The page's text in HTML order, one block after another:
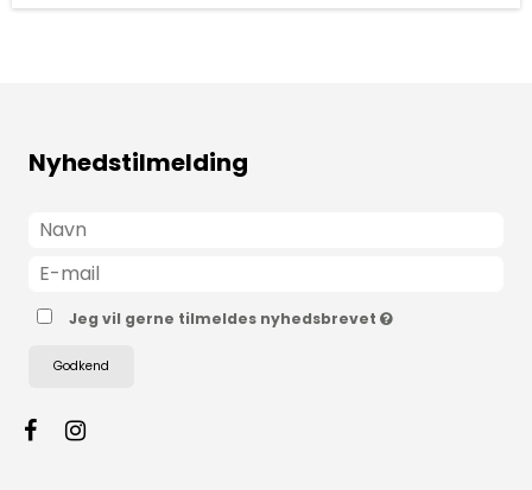
Nyhedstilmelding
Jeg vil gerne tilmeldes nyhedsbrevet
Godkend